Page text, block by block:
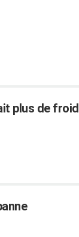
plus de froid